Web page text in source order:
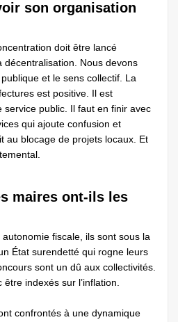
son organisation
doit être lancé
décentralisation. Nous devons
et le sens collectif. La
est positive. Il est
service public. Il faut en finir avec
qui ajoute confusion et
au blocage de projets locaux. Et
maires ont-ils les
fiscale, ils sont sous la
État surendetté qui rogne leurs
sont un dû aux collectivités.
indexés sur l’inflation.
confrontés à une dynamique